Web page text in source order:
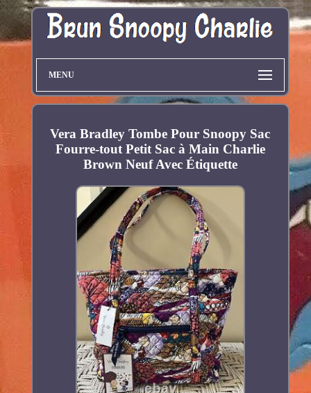
MENU
Vera Bradley Tombe Pour Snoopy Sac
Fourre-tout Petit Sac à Main Charlie
Brown Neuf Avec Étiquette